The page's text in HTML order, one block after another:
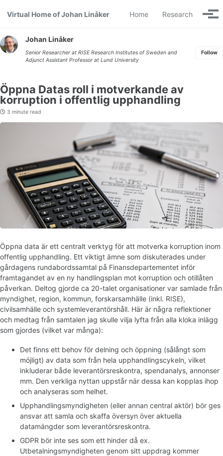
Virtual Home of Johan Linåker
Home Research
Johan Linåker
Senior Researcher at RISE Research Institutes of Sweden and
Adjunct Assistant Professor at Lund University
Follow
Öppna Datas roll i motverkande av
korruption i offentlig upphandling
3 minute read
Öppna data är ett centralt verktyg för att motverka korruption inom
offentlig upphandling. Ett viktigt ämne som diskuterades under
gårdagens rundabordssamtal på Finansdepartementet inför
framtagandet av en ny handlingsplan mot korruption och otillåten
påverkan. Deltog gjorde ca 20-talet organisationer var samlade från
myndighet, region, kommun, forskarsamhälle (inkl. RISE),
civilsamhälle och systemleverantörshåll. Här är några reflektioner
och medtag från samtalen jag skulle vilja lyfta från alla kloka inlägg
som gjordes (vilket var många):
Det finns ett behov för delning och öppning (sålångt som
möjligt) av data som från hela upphandlingscykeln, vilket
inkluderar både leverantörsreskontra, spendanalys, annonser
mm. Den verkliga nyttan uppstår när dessa kan kopplas ihop
och analyseras som helhet.
Upphandlingsmyndigheten (eller annan central aktör) bör ges
ansvar att samla och skaffa översyn över aktuella
datamängder som leverantörsreskontra.
GDPR bör inte ses som ett hinder då ex.
Utbetalningsmyndigheten genom sitt uppdrag kommer